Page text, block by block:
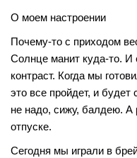
О моем настроении
Почему-то с приходом
Солнце манит куда-то. И
контраст. Когда мы
это все пройдет, и будет
не надо, сижу, балдею.
отпуске.
Сегодня мы играли в